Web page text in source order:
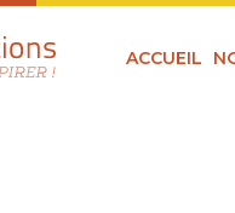
ACCUEIL